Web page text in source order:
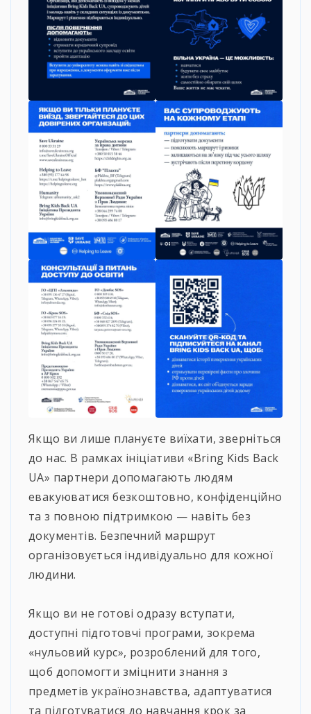
Якщо ви лише плануєте виїхати, зверніться
до нас. В рамках ініціативи «Bring Kids Back
UA» партнери допомагають людям
евакуюватися безкоштовно, конфіденційно
та з повною підтримкою — навіть без
документів. Безпечний маршрут
організовується індивідуально для кожної
людини.
Якщо ви не готові одразу вступати,
доступні підготовчі програми, зокрема
«нульовий курс», розроблений для того,
щоб допомогти зміцнити знання з
предметів українознавства, адаптуватися
та підготуватися до навчання крок за